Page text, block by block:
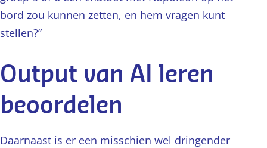
bord zou kunnen zetten, en hem vragen kunt
stellen?”
Output van AI leren
beoordelen
Daarnaast is er een misschien wel dringender